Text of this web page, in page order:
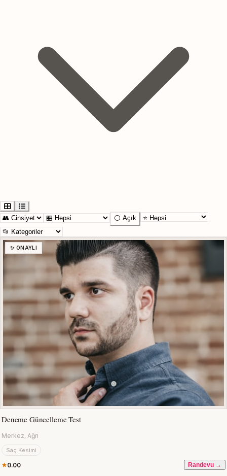
⚪ Açık
✨ ONAYLI
Deneme Güncelleme Test
Merkez, Ağrı
Saç Kesimi
0.00 Randevu →